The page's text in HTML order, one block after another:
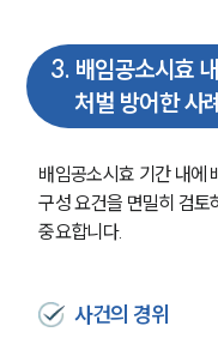
3. 배임공소시효
처벌 방어한 사
배임공소시효 기간 내에
구성 요건을 면밀히 검토
중요합니다.
사건의 경위